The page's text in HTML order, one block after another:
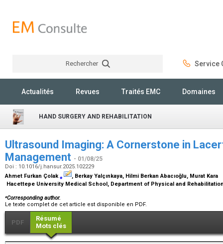
Rechercher Service
Actualités Revues Traités EMC Domaines
HAND SURGERY AND REHABILITATION
Ultrasound Imaging: A Cornerstone in
Management - 01/08/25
Doi : 10.1016/j.hansur.2025.102229
Ahmet Furkan Çolak⁎
, Berkay Yalçınkaya, Hilmi Berkan Abacıoğlu, Murat Kara
Hacettepe University Medical School, Department of Physical and
⁎Corresponding author.
Le texte complet de cet article est disponible en PDF.
PDF
Résumé
Mots clés